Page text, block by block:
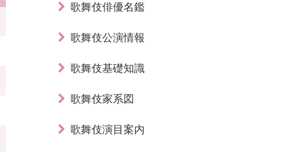
歌舞伎俳優名鑑
歌舞伎公演情報
歌舞伎基礎知識
歌舞伎家系図
歌舞伎演目案内